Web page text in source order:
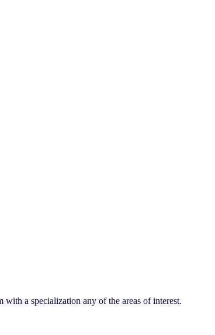
a specialization any of the areas of interest.